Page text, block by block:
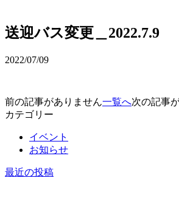
送迎バス変更＿2022.7.9
2022/07/09
前の記事がありません一覧へ次の記事
カテゴリー
イベント
お知らせ
最近の投稿